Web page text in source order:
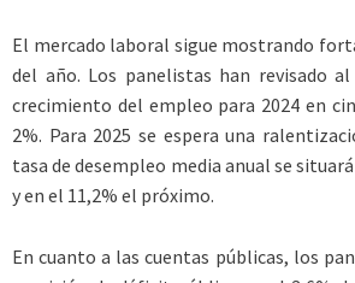
El mercado laboral sigue mostrando
del año. Los panelistas han revisado
crecimiento del empleo para 2024 en
2%. Para 2025 se espera una
tasa de desempleo media anual se
y en el 11,2% el próximo.
En cuanto a las cuentas públicas, los